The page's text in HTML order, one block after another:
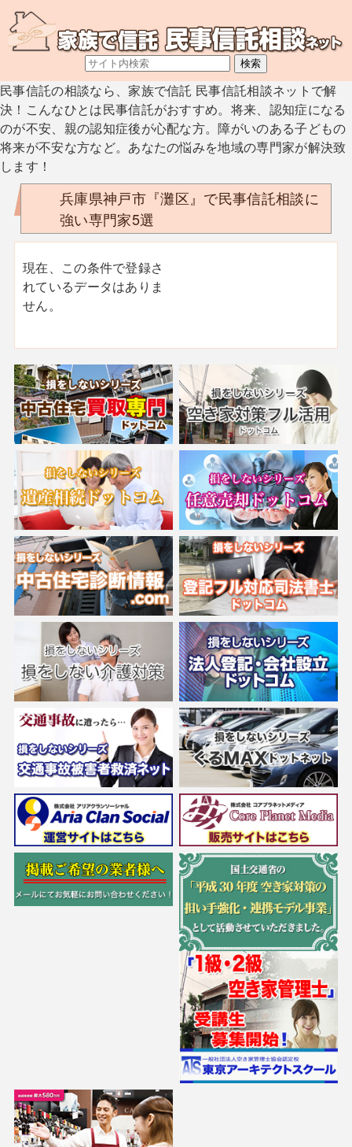
民事信託の相談なら、家族で信託 民事信託相談ネットで解
決！こんなひとは民事信託がおすすめ。将来、認知症になる
のが不安、親の認知症後が心配な方。障がいのある子どもの
将来が不安な方など。あなたの悩みを地域の専門家が解決致
します！
兵庫県神戸市『灘区』で民事信託相談に
強い専門家5選
現在、この条件で登録さ
れているデータはありま
せん。